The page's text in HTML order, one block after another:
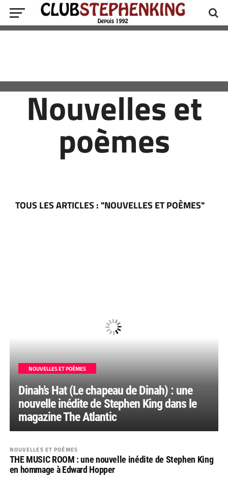
Nouvelles et
poèmes
TOUS LES ARTICLES : "NOUVELLES ET POÈMES"
NOUVELLES ET POÈMES
Dinah’s Hat (Le chapeau de Dinah) : une
nouvelle inédite de Stephen King dans le
magazine The Atlantic
NOUVELLES ET POÈMES
THE MUSIC ROOM : une nouvelle inédite de Stephen King
en hommage à Edward Hopper